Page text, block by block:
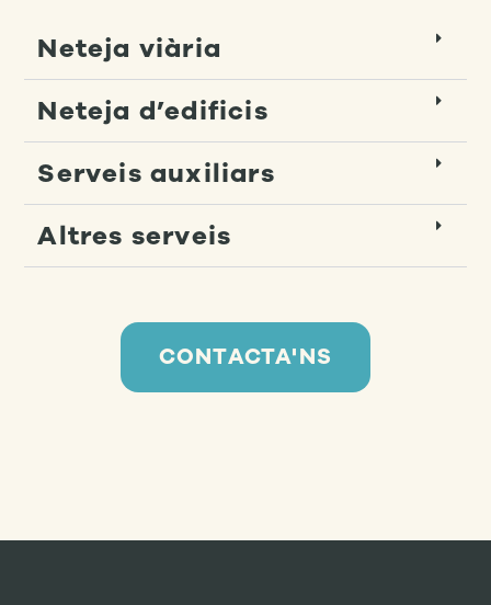
Neteja viària
Neteja d’edificis
Serveis auxiliars
Altres serveis
CONTACTA'NS